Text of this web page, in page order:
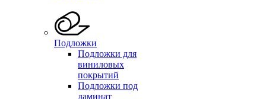
Подложки
Подложки для
виниловых
покрытий
Подложки под
ламинат